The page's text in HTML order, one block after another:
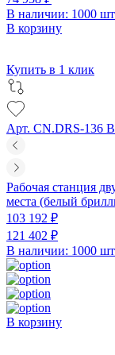
В наличии: 1000
В корзину
Купить в 1 клик
Арт. CN.DRS-136 B
Рабочая станция
места (белый
103 192 ₽
121 402 ₽
В наличии: 1000
В корзину